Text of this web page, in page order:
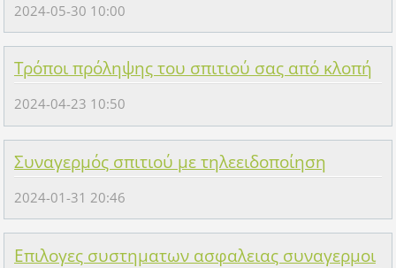
2024-05-30 10:00
Τρόποι πρόληψης του σπιτιού σας από κλοπή
2024-04-23 10:50
Συναγερμός σπιτιού με τηλεειδοποίηση
2024-01-31 20:46
Επιλογες συστηματων ασφαλειας συναγερμοι